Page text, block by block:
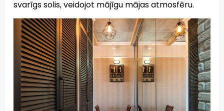
svarīgs solis, veidojot mājīgu mājas atmosfēru.